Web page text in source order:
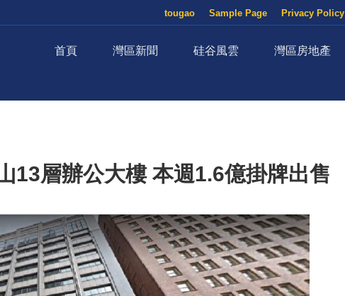
Privacy Policy
Sample Page
tougao
首頁 灣區新聞 硅谷風雲 灣區房地產
13層辦公大樓 本週1.6億掛牌出售